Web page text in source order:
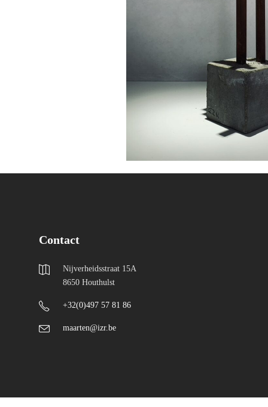
Contact
Nijverheidsstraat 15A
8650 Houthulst
+32(0)497 57 81 86
maarten@izr.be